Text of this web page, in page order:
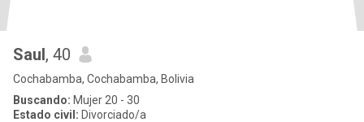
Saul, 40
Cochabamba, Cochabamba, Bolivia
Buscando: Mujer 20 - 30
Estado civil: Divorciado/a